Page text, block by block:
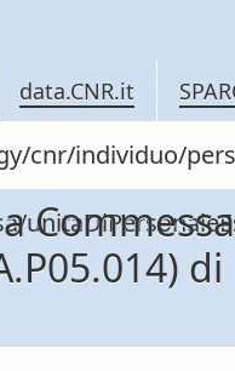
data.CNR.it
cnr/individuo/
di